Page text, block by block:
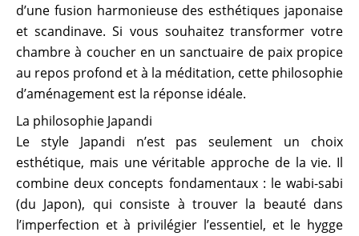
d’une fusion harmonieuse des esthétiques japonaise
et scandinave. Si vous souhaitez transformer votre
chambre à coucher en un sanctuaire de paix propice
au repos profond et à la méditation, cette philosophie
d’aménagement est la réponse idéale.
La philosophie Japandi
Le style Japandi n’est pas seulement un choix
esthétique, mais une véritable approche de la vie. Il
combine deux concepts fondamentaux : le wabi-sabi
(du Japon), qui consiste à trouver la beauté dans
l’imperfection et à privilégier l’essentiel, et le hygge